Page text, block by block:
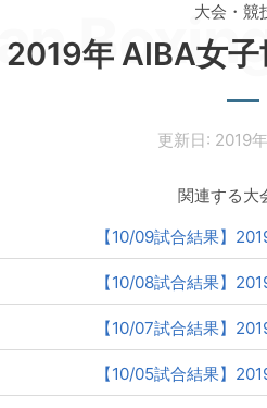
大会・競
2019年 AIBA女
更新日: 2019
関連する大
【10/09試合結果】
【10/08試合結果】
【10/07試合結果】
【10/05試合結果】